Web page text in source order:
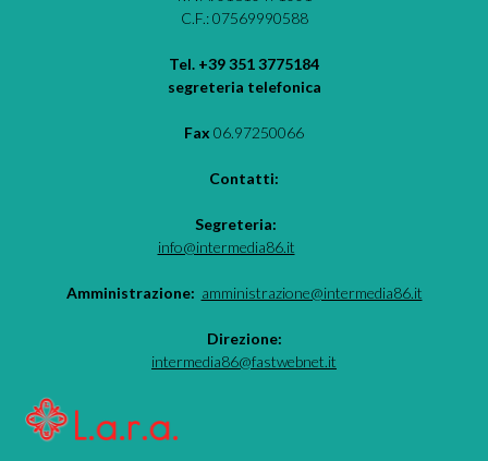
C.F.: 07569990588
Tel. +39 351 3775184
segreteria telefonica
Fax 06.97250066
Contatti:
Segreteria:
info@intermedia86.it
Amministrazione: amministrazione@intermedia86.it
Direzione:
intermedia86@fastwebnet.it